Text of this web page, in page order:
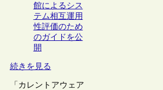
館によるシス
テム相互運用
性評価のため
のガイドを公
開
続きを見る
「カレントアウェア